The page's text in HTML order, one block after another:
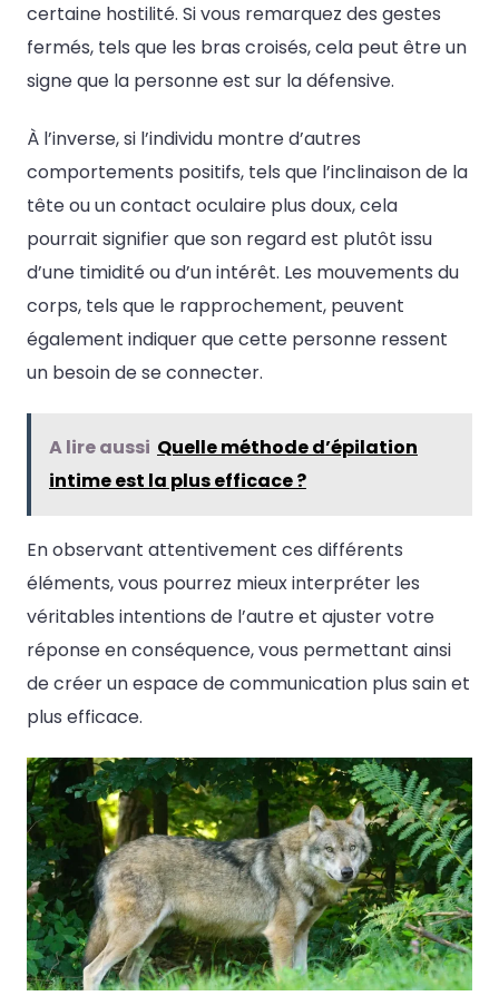
certaine hostilité. Si vous remarquez des gestes
fermés, tels que les bras croisés, cela peut être un
signe que la personne est sur la défensive.
À l’inverse, si l’individu montre d’autres
comportements positifs, tels que l’inclinaison de la
tête ou un contact oculaire plus doux, cela
pourrait signifier que son regard est plutôt issu
d’une timidité ou d’un intérêt. Les mouvements du
corps, tels que le rapprochement, peuvent
également indiquer que cette personne ressent
un besoin de se connecter.
A lire aussi Quelle méthode d’épilation
intime est la plus efficace ?
En observant attentivement ces différents
éléments, vous pourrez mieux interpréter les
véritables intentions de l’autre et ajuster votre
réponse en conséquence, vous permettant ainsi
de créer un espace de communication plus sain et
plus efficace.